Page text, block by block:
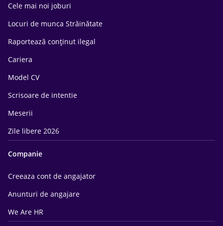
Cele mai noi joburi
Locuri de munca Străinătate
Raportează conținut ilegal
Cariera
Model CV
Scrisoare de intentie
Meserii
Zile libere 2026
Companie
Creeaza cont de angajator
Anunturi de angajare
We Are HR